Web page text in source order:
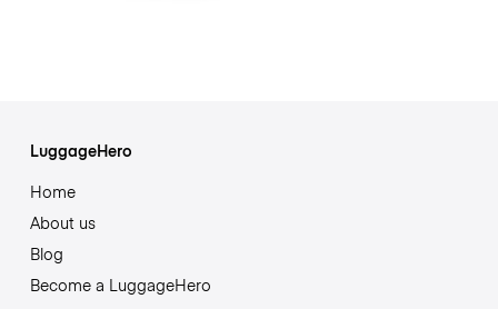
LuggageHero
Home
About us
Blog
Become a LuggageHero